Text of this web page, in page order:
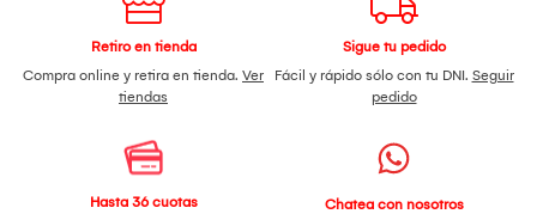
Retiro en tienda
Compra online y retira en tienda. Ver
tiendas
Sigue tu pedido
Fácil y rápido sólo con tu DNI. Seguir
pedido
Hasta 36 cuotas
Chatea con nosotros